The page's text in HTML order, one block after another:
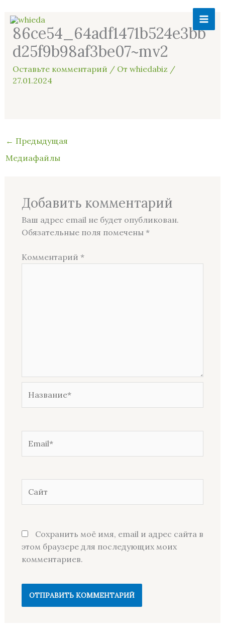
содержимому
86ce54_64adf1471b524e3bb
d25f9b98af3be07~mv2
Оставьте комментарий / От whiedabiz /
27.01.2024
← Предыдущая
Медиафайлы
Добавить комментарий
Ваш адрес email не будет опубликован.
Обязательные поля помечены *
Комментарий *
Сохранить моё имя, email и адрес сайта в
этом браузере для последующих моих
комментариев.